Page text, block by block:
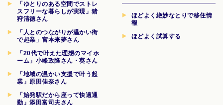
「ゆとりのある空間でストレ
スフリーな暮らしが実現」猪
狩清徳さん
「人とのつながりが温かい街
で起業」宮本来夢さん
「20代で叶えた理想のマイホ
ーム」小峰政隆さん・葵さん
「地域の温かい支援で叶う起
業」原田佳奈さん
「始発駅だから座って快適通
勤」添田富司夫さん
ほどよく絶妙なとりで移住情
報
ほどよく試算する